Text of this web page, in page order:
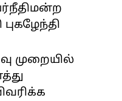
முறையில்